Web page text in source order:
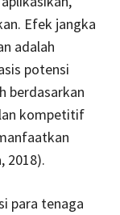
Efek jangka
adalah
potensi
berdasarkan
kompetitif
2018).
para tenaga